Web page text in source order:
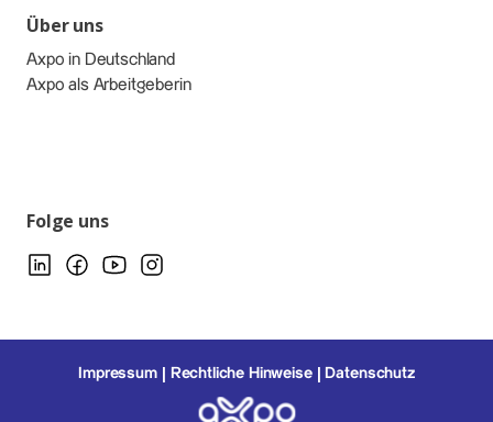
Über uns
Axpo in Deutschland
Axpo als Arbeitgeberin
Folge uns
Impressum Rechtliche Hinweise Datenschutz